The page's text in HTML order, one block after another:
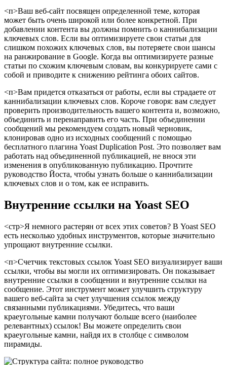
<п>Ваш веб-сайт посвящен определенной теме, которая
может быть очень широкой или более конкретной. При
добавлении контента вы должны помнить о каннибализации
ключевых слов. Если вы оптимизируете свои статьи для
слишком похожих ключевых слов, вы потеряете свои шансы
на ранжирование в Google. Когда вы оптимизируете разные
статьи по схожим ключевым словам, вы конкурируете сами с
собой и приводите к снижению рейтинга обоих сайтов.
<п>Вам придется отказаться от работы, если вы страдаете от
каннибализации ключевых слов. Короче говоря: вам следует
проверить производительность вашего контента и, возможно,
объединить и перенаправить его часть. При объединении
сообщений мы рекомендуем создать новый черновик,
клонировав одно из исходных сообщений с помощью
бесплатного плагина Yoast Duplication Post. Это позволяет вам
работать над объединенной публикацией, не внося эти
изменения в опубликованную публикацию. Прочтите
руководство Йоста, чтобы узнать больше о каннибализации
ключевых слов и о том, как ее исправить.
Внутренние ссылки на Yoast SEO
<стр>Я немного растерян от всех этих советов? В Yoast SEO
есть несколько удобных инструментов, которые значительно
упрощают внутренние ссылки.
<п>Счетчик текстовых ссылок Yoast SEO визуализирует ваши
ссылки, чтобы вы могли их оптимизировать. Он показывает
внутренние ссылки в сообщении и внутренние ссылки на
сообщение. Этот инструмент может улучшить структуру
вашего веб-сайта за счет улучшения ссылок между
связанными публикациями. Убедитесь, что ваши
краеугольные камни получают больше всего (наиболее
релевантных) ссылок! Вы можете определить свои
краеугольные камни, найдя их в столбце с символом
пирамиды.